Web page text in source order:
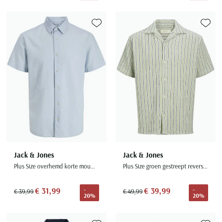
Slater
State of Art
Superdry
UBR
Wellington of Billmore
Xacus
Alle merken
Jack & Jones
Plus Size overhemd korte mouw blauw
€ 39,99€ 31,99
-
20%
Toevoegen aan favorieten
Jack & Jones
Plus Size groen gestreept reverskraag
€ 49,99€ 39,99
-
20%